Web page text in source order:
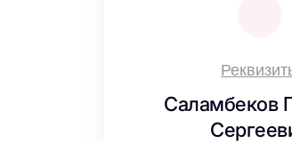
Саламбеков